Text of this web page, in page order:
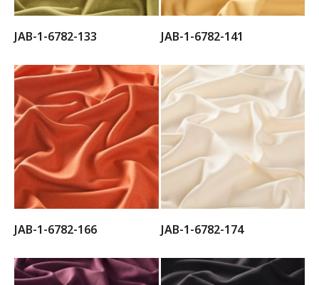
JAB-1-6782-133 JAB-1-6782-141
JAB-1-6782-166 JAB-1-6782-174